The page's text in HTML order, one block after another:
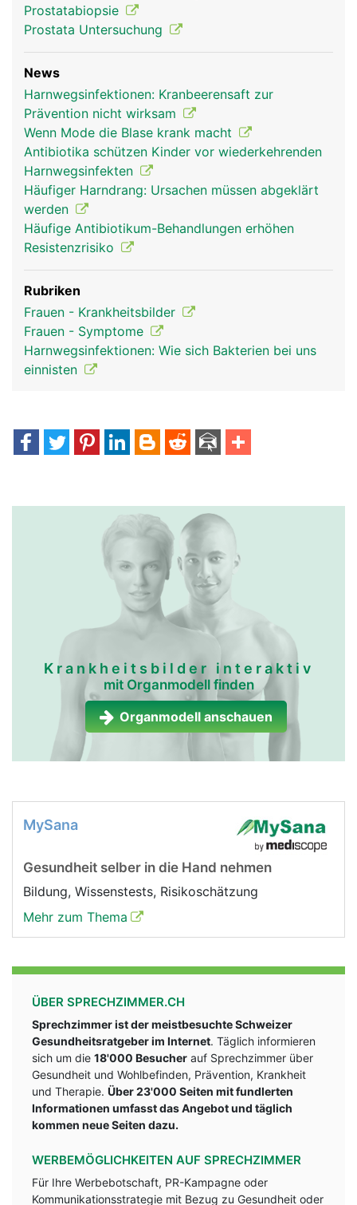
Prostatabiopsie
Prostata Untersuchung
News
Harnwegsinfektionen: Kranbeerensaft zur
Prävention nicht wirksam
Wenn Mode die Blase krank macht
Antibiotika schützen Kinder vor wiederkehrenden
Harnwegsinfekten
Häufiger Harndrang: Ursachen müssen abgeklärt
werden
Häufige Antibiotikum-Behandlungen erhöhen
Resistenzrisiko
Rubriken
Frauen - Krankheitsbilder
Frauen - Symptome
Harnwegsinfektionen: Wie sich Bakterien bei uns
einnisten
Krankheitsbilder interaktiv
mit Organmodell finden
Organmodell anschauen
MySana
Gesundheit selber in die Hand nehmen
Bildung, Wissenstests, Risikoschätzung
Mehr zum Thema
ÜBER SPRECHZIMMER.CH
Sprechzimmer ist der meistbesuchte Schweizer
Gesundheitsratgeber im Internet. Täglich informieren
sich um die 18'000 Besucher auf Sprechzimmer über
Gesundheit und Wohlbefinden, Prävention, Krankheit
und Therapie. Über 23'000 Seiten mit fundlerten
Informationen umfasst das Angebot und täglich
kommen neue Seiten dazu.
WERBEMÖGLICHKEITEN AUF SPRECHZIMMER
Für Ihre Werbebotschaft, PR-Kampagne oder
Kommunikationsstrategie mit Bezug zu Gesundheit oder